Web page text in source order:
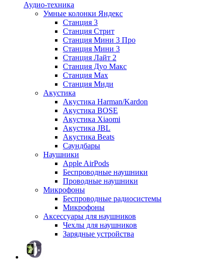
Аудио-техника
Умные колонки Яндекс
Станция 3
Станция Стрит
Станция Мини 3 Про
Станция Мини 3
Станция Лайт 2
Станция Дуо Макс
Станция Max
Станция Миди
Акустика
Акустика Harman/Kardon
Акустика BOSE
Акустика Xiaomi
Акустика JBL
Акустика Beats
Саундбары
Наушники
Apple AirPods
Беспроводные наушники
Проводные наушники
Микрофоны
Беспроводные радиосистемы
Микрофоны
Аксессуары для наушников
Чехлы для наушников
Зарядные устройства